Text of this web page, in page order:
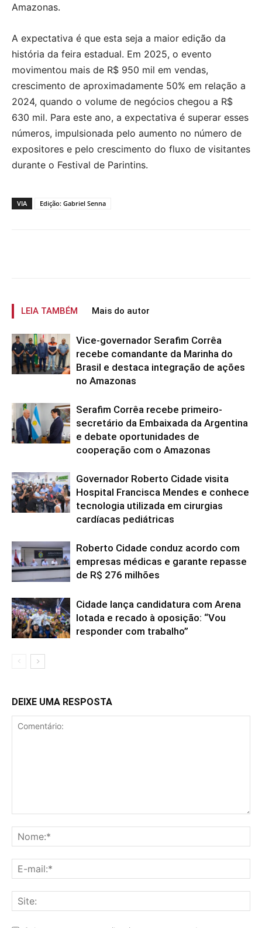
Amazonas.
A expectativa é que esta seja a maior edição da
história da feira estadual. Em 2025, o evento
movimentou mais de R$ 950 mil em vendas,
crescimento de aproximadamente 50% em relação a
2024, quando o volume de negócios chegou a R$
630 mil. Para este ano, a expectativa é superar esses
números, impulsionada pelo aumento no número de
expositores e pelo crescimento do fluxo de visitantes
durante o Festival de Parintins.
VIA Edição: Gabriel Senna
LEIA TAMBÉM Mais do autor
Vice-governador Serafim Corrêa
recebe comandante da Marinha do
Brasil e destaca integração de ações
no Amazonas
Serafim Corrêa recebe primeiro-
secretário da Embaixada da Argentina
e debate oportunidades de
cooperação com o Amazonas
Governador Roberto Cidade visita
Hospital Francisca Mendes e conhece
tecnologia utilizada em cirurgias
cardíacas pediátricas
Roberto Cidade conduz acordo com
empresas médicas e garante repasse
de R$ 276 milhões
Cidade lança candidatura com Arena
lotada e recado à oposição: “Vou
responder com trabalho”
DEIXE UMA RESPOSTA